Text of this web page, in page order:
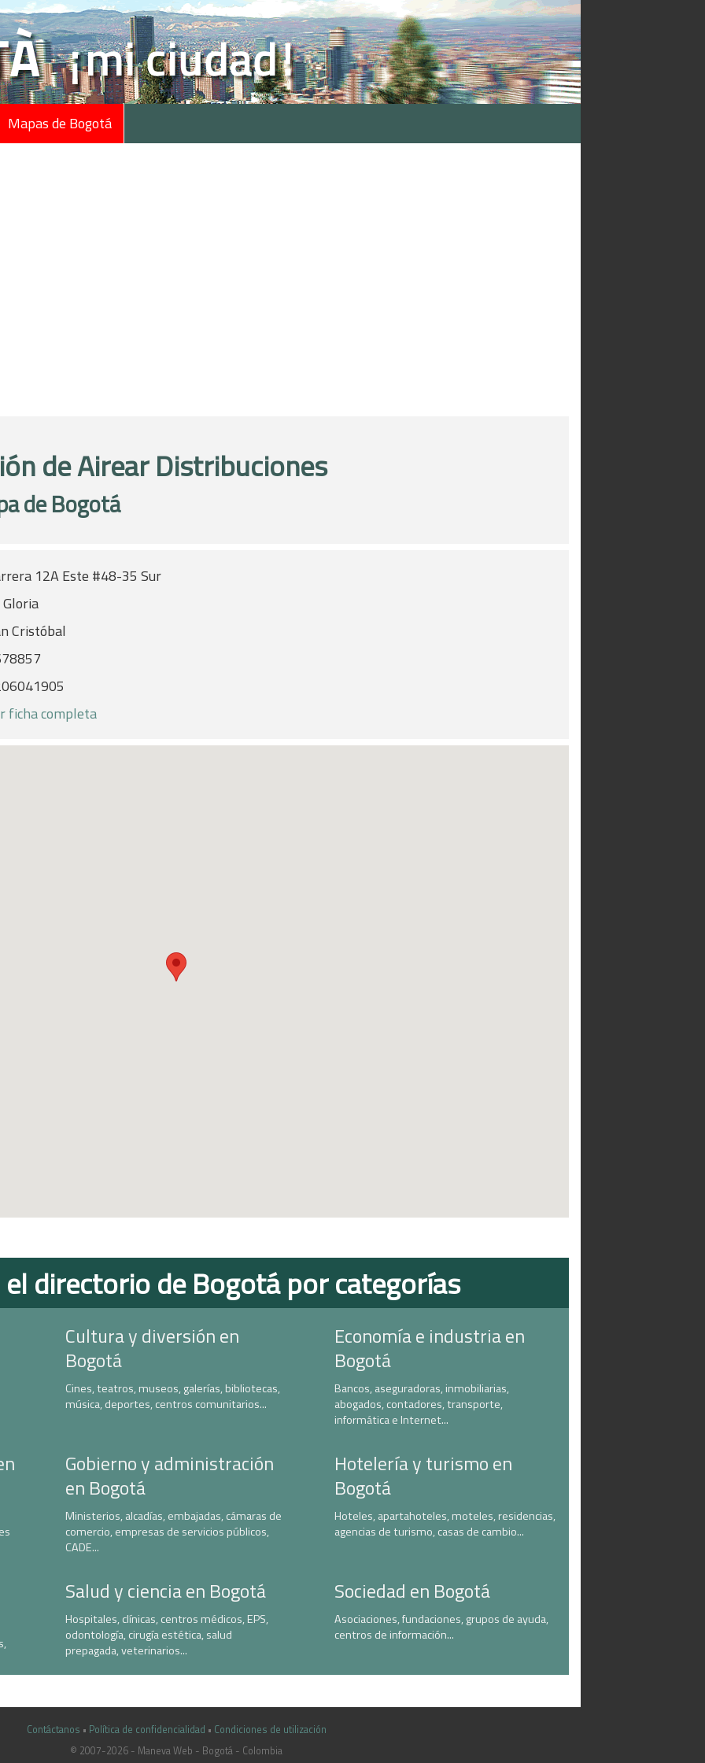
Mapas de Bogotá
de Airear Distribuciones
de Bogotá
12A Este #48-35 Sur
Cristóbal
ficha completa
el directorio de Bogotá por categorías
Cultura y diversión en
Bogotá
Cines, teatros, museos, galerías, bibliotecas,
música, deportes, centros comunitarios...
Economía e industria en
Bogotá
Bancos, aseguradoras, inmobiliarias,
abogados, contadores, transporte,
informática e Internet...
Gobierno y administración
en Bogotá
Ministerios, alcadías, embajadas, cámaras de
comercio, empresas de servicios públicos,
CADE...
Hotelería y turismo en
Bogotá
Hoteles, apartahoteles, moteles, residencias,
agencias de turismo, casas de cambio...
Salud y ciencia en Bogotá
Hospitales, clínicas, centros médicos, EPS,
odontología, cirugía estética, salud
prepagada, veterinarios...
Sociedad en Bogotá
Asociaciones, fundaciones, grupos de ayuda,
centros de información...
Contáctanos • Política de confidencialidad • Condiciones de utilización
© 2007-2026 - Maneva Web - Bogotá - Colombia